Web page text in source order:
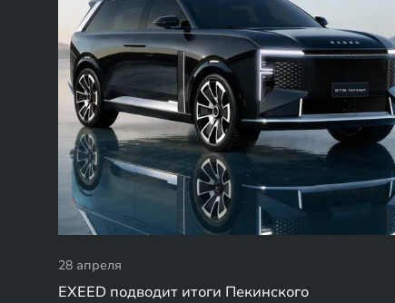
28 апреля
EXEED подводит итоги Пекинского